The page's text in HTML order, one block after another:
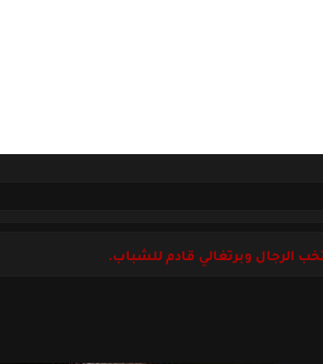
الرجال وبرتغالي قادم للشباب.